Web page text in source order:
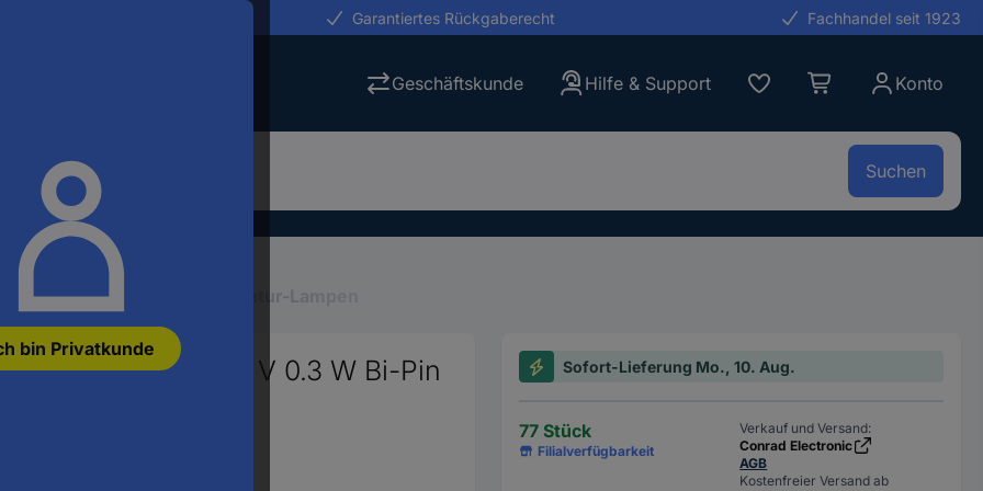
bin Privatkunde
Garantiertes Rückgaberecht Fachhandel seit 1923
Geschäftskunde Hilfe & Support Konto
Suchen
Micro-, Miniatur-Lampen
Glühlampe 5 V 0.3 W Bi-Pin
Sofort-Lieferung Mo., 10. Aug.
77 Stück
Filialverfügbarkeit
Verkauf und Versand:
Conrad Electronic
AGB
Kostenfreier Versand ab